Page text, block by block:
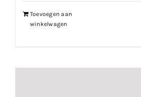
Toevoegen aan
winkelwagen